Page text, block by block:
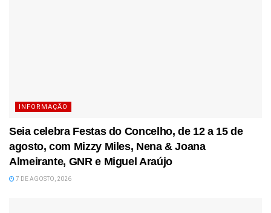
INFORMAÇÃO
Seia celebra Festas do Concelho, de 12 a 15 de
agosto, com Mizzy Miles, Nena & Joana
Almeirante, GNR e Miguel Araújo
7 DE AGOSTO, 2026